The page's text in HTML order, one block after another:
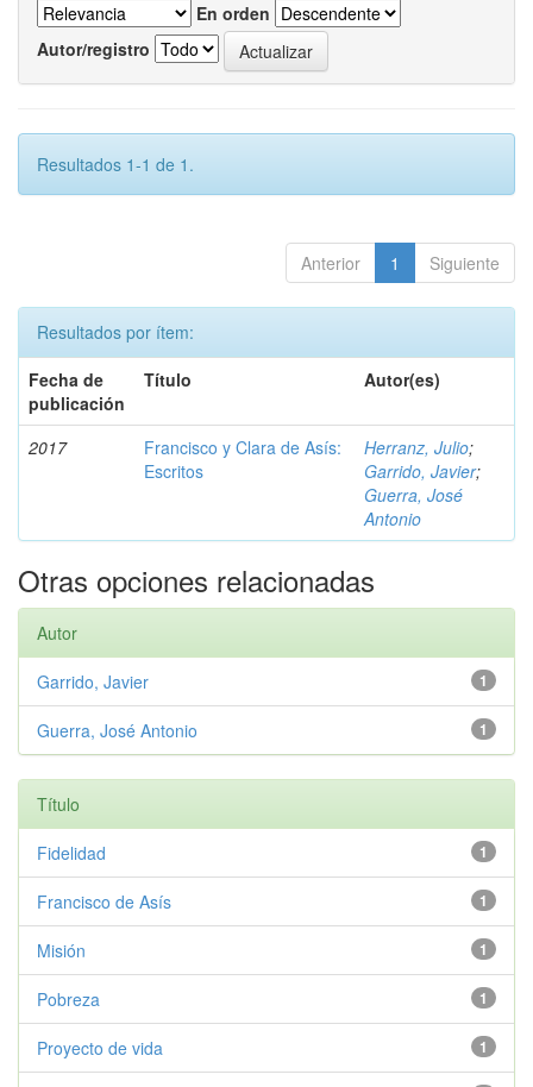
En orden
Autor/registro
Resultados 1-1 de 1.
Anterior 1 Siguiente
Resultados por ítem:
Fecha de
publicación
Título Autor(es)
2017
Francisco y Clara de Asís:
Escritos
Herranz, Julio;
Garrido, Javier;
Guerra, José
Antonio
Otras opciones relacionadas
Autor
1
Garrido, Javier
1
Guerra, José Antonio
Título
1
Fidelidad
1
Francisco de Asís
1
Misión
1
Pobreza
1
Proyecto de vida